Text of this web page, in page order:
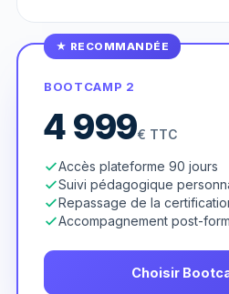
★ RECOMMANDÉE
BOOTCAMP 2
4 999€ TTC
Accès plateforme 90 jours
Suivi pédagogique
Repassage de la
Accompagnement post-
Choisir